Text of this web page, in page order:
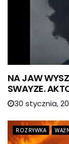
NA JAW
SWAYZE.
30 stycznia,
ROZRYWKA